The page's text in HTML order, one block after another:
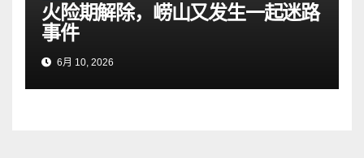
火险期解除，崂山又发生一起迷路
事件
6月 10, 2026